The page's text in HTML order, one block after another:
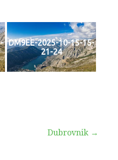
DM9EE-2025-10-15-15-
21-24
Dubrovnik →